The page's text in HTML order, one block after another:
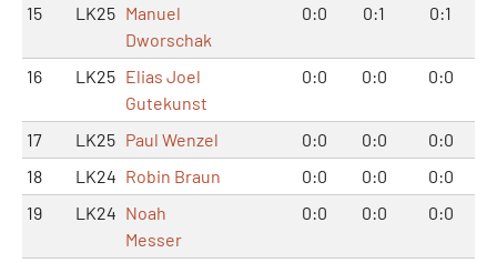
15 LK25 Manuel
Dworschak
0:0 0:1 0:1
16 LK25 Elias Joel
Gutekunst
0:0 0:0 0:0
17 LK25 Paul Wenzel 0:0 0:0
0:0
18
LK24 Robin Braun 0:0 0:0
0:0
19
LK24 Noah
Messer
0:0 0:0 0:0